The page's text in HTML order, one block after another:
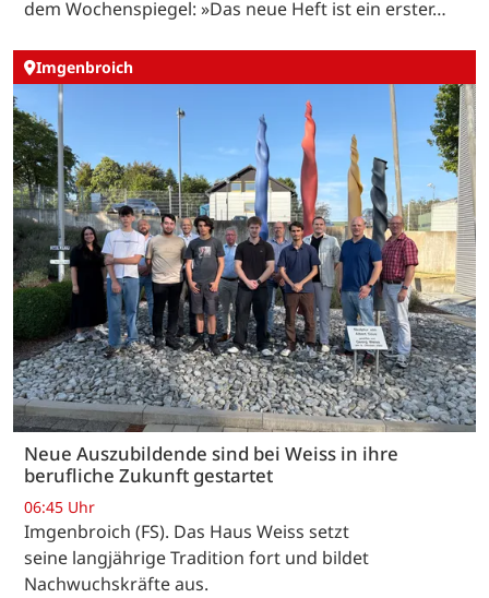
dem Wochenspiegel: »Das neue Heft ist ein erster…
Imgenbroich
Neue Auszubildende sind bei Weiss in ihre
berufliche Zukunft gestartet
06:45 Uhr
Imgenbroich (FS). Das Haus Weiss setzt
seine langjährige Tradition fort und bildet
Nachwuchskräfte aus.